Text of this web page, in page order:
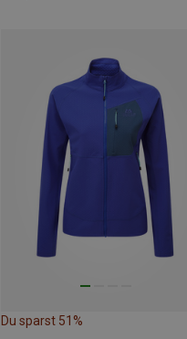
Du sparst 51%